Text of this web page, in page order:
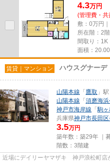
4.3万円
(管理費・
敷：0万円
所在階：2階
間取り：1K
面積：
賃貸｜マンション ハウスグナーデ
山陽本線 「 鷹取 」
山陽本線 「 須磨海浜
神戸市海岸線 「駒
兵庫県神戸市長田区
3.5万円
築年数：築29年 ｜
階数：3階建
近場にデイリーヤマザキ 神戸浪松町店